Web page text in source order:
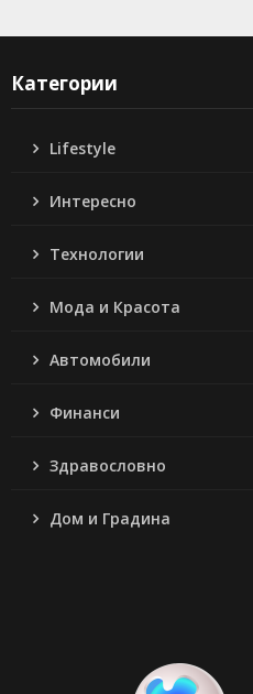
Категории
Lifestyle
Интересно
Технологии
Мода и Красота
Автомобили
Финанси
Здравословно
Дом и Градина